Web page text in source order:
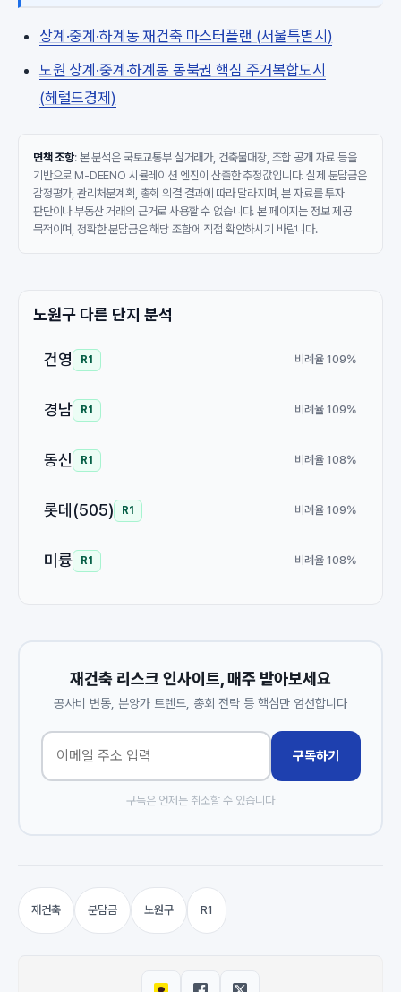
상계·중계·하계동 재건축 마스터플랜 (서울특별시)
노원 상계·중계·하계동 동북권 핵심 주거복합도시
(헤럴드경제)
면책 조항: 본 분석은 국토교통부 실거래가, 건축물대장, 조합 공개 자료 등을
기반으로 M-DEENO 시뮬레이션 엔진이 산출한 추정값입니다. 실제 분담금은
감정평가, 관리처분계획, 총회 의결 결과에 따라 달라지며, 본 자료를 투자
판단이나 부동산 거래의 근거로 사용할 수 없습니다. 본 페이지는 정보 제공
목적이며, 정확한 분담금은 해당 조합에 직접 확인하시기 바랍니다.
노원구 다른 단지 분석
건영 R1 비례율 109%
경남 R1 비례율 109%
동신 R1 비례율 108%
롯데(505) R1 비례율 109%
미륭 R1 비례율 108%
재건축 리스크 인사이트, 매주 받아보세요
공사비 변동, 분양가 트렌드, 총회 전략 등 핵심만 엄선합니다
구독하기
구독은 언제든 취소할 수 있습니다
재건축 분담금 노원구 R1